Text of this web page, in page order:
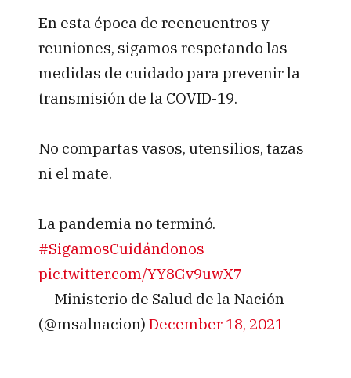
En esta época de reencuentros y
reuniones, sigamos respetando las
medidas de cuidado para prevenir la
transmisión de la COVID-19.
No compartas vasos, utensilios, tazas
ni el mate.
La pandemia no terminó.
#SigamosCuidándonos
pic.twitter.com/YY8Gv9uwX7
— Ministerio de Salud de la Nación
(@msalnacion) December 18, 2021